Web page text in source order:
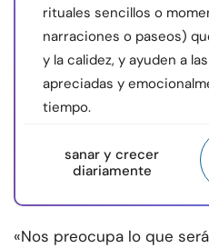
rituales sencillos o
narraciones o paseos)
y la calidez, y ayuden a
apreciadas y
tiempo.
sanar y crecer
diariamente
«Nos preocupa lo que